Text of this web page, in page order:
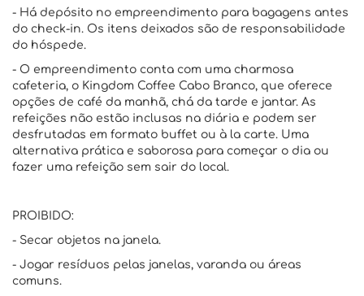
- Há depósito no empreendimento para bagagens antes
do check-in. Os itens deixados são de responsabilidade
do hóspede.
- O empreendimento conta com uma charmosa
cafeteria, o Kingdom Coffee Cabo Branco, que oferece
opções de café da manhã, chá da tarde e jantar. As
refeições não estão inclusas na diária e podem ser
desfrutadas em formato buffet ou à la carte. Uma
alternativa prática e saborosa para começar o dia ou
fazer uma refeição sem sair do local.
PROIBIDO:
- Secar objetos na janela.
- Jogar resíduos pelas janelas, varanda ou áreas
comuns.